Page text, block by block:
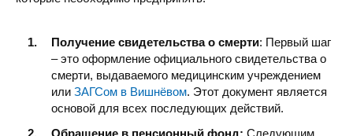
Получение свидетельства о смерти: Первый шаг
– это оформление официального свидетельства о
смерти, выдаваемого медицинским учреждением
или ЗАГСом в Вишнёвом. Этот документ является
основой для всех последующих действий.
Обращение в пенсионный фонд: Следующим